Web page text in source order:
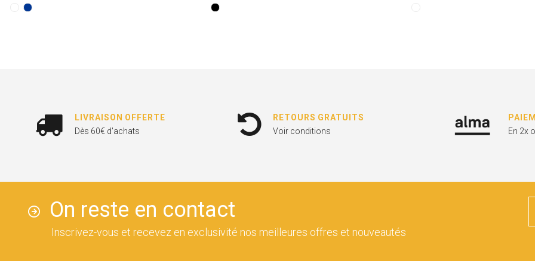
LIVRAISON OFFERTE
Dès 60€ d'achats
RETOURS GRATUITS
Voir conditions
En 2x
On reste en contact
Inscrivez-vous et recevez en exclusivité nos meilleures offres et nouveautés